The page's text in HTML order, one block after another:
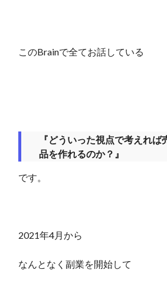
このBrainで全てお話している
『どういった視点で考えれば
品を作れるのか？』
です。
2021年4月から
なんとなく副業を開始して